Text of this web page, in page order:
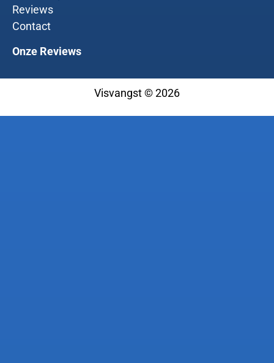
Reviews
Contact
Onze Reviews
Visvangst © 2026